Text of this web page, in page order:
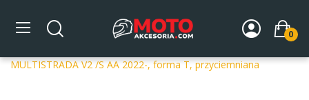
0
Strona główna DLA MOTOCYKLA Szyby
Szyby
MULTISTRADA V2 /S AA 2022-, forma T, przyciemniana